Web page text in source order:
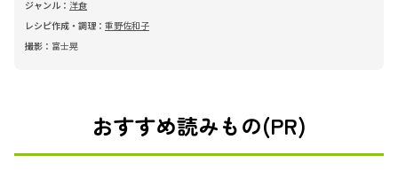
ジャンル： 洋食
レシピ作成・調理： 重野佐和子
撮影： 富士晃
おすすめ読みもの(PR)